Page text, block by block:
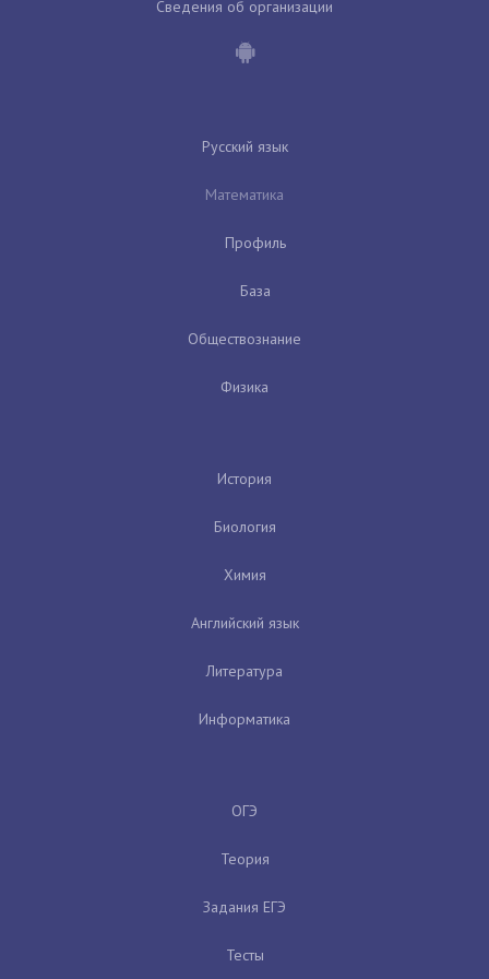
Сведения об организации
Русский язык
Математика
Профиль
База
Обществознание
Физика
История
Биология
Химия
Английский язык
Литература
Информатика
ОГЭ
Теория
Задания ЕГЭ
Тесты